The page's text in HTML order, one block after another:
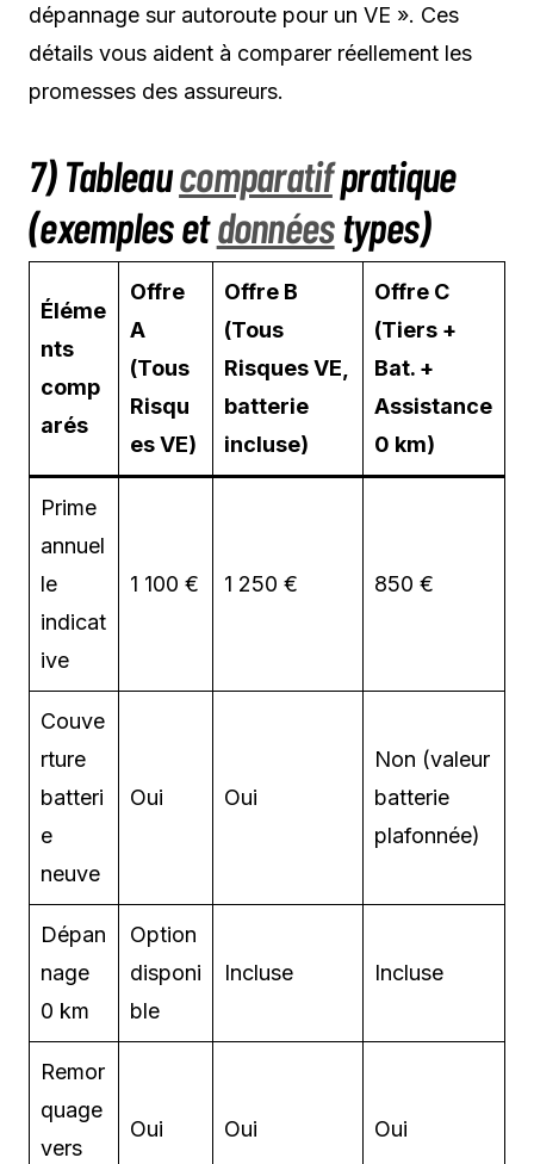
dépannage sur autoroute pour un VE ». Ces
détails vous aident à comparer réellement les
promesses des assureurs.
7) Tableaucomparatifpratique
(exemples etdonnéestypes)
Éléme
nts
comp
arés
Offre
A
(Tous
Risqu
es VE)
Offre B
(Tous
Risques VE,
batterie
incluse)
Offre C
(Tiers +
Bat. +
Assistance
0 km)
Prime
annuel
le
indicat
ive
1 100 € 1 250 € 850 €
Couve
rture
batteri
e
neuve
Oui Oui
Non (valeur
batterie
plafonnée)
Dépan
nage
0 km
Option
disponi
ble
Incluse Incluse
Remor
quage
vers
Oui Oui Oui